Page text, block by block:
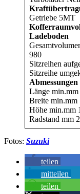
Getriebe 5MT
Ladeboden
980
Sitzreihen
Sitzreihe
Abmessungen
Länge
Breite min.mm
Höhe min.mm
Radstand mm
Fotos: Suzuki
teilen
mitteilen
teilen